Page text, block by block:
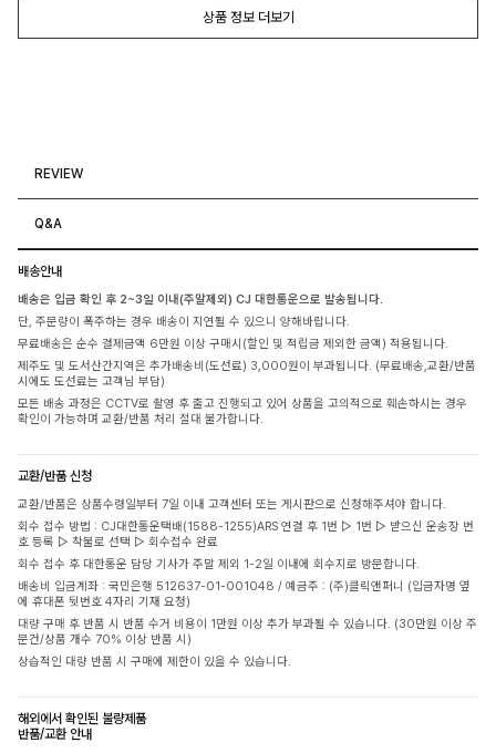
상품 정보 더보기
REVIEW
Q&A
배송안내
배송은 입금 확인 후 2~3일 이내(주말제외) CJ 대한통운으로 발송됩니다.
단, 주문량이 폭주하는 경우 배송이 지연될 수 있으니 양해바랍니다.
무료배송은 순수 결제금액 6만원 이상 구매시(할인 및 적립금 제외한 금액) 적용됩니다.
제주도 및 도서산간지역은 추가배송비(도선료) 3,000원이 부과됩니다. (무료배송,교환/반품
시에도 도선료는 고객님 부담)
모든 배송 과정은 CCTV로 촬영 후 출고 진행되고 있어 상품을 고의적으로 훼손하시는 경우
확인이 가능하며 교환/반품 처리 절대 불가합니다.
교환/반품 신청
교환/반품은 상품수령일부터 7일 이내 고객센터 또는 게시판으로 신청해주셔야 합니다.
회수 접수 방법 : CJ대한통운택배(1588-1255)ARS 연결 후 1번 ▷ 1번 ▷ 받으신 운송장 번
호 등록 ▷ 착불로 선택 ▷ 회수접수 완료
회수 접수 후 대한통운 담당 기사가 주말 제외 1-2일 이내에 회수지로 방문합니다.
배송비 입금계좌 : 국민은행 512637-01-001048 / 예금주 : (주)클릭앤퍼니 (입금자명 옆
에 휴대폰 뒷번호 4자리 기재 요청)
대량 구매 후 반품 시 반품 수거 비용이 1만원 이상 추가 부과될 수 있습니다. (30만원 이상 주
문건/상품 개수 70% 이상 반품 시)
상습적인 대량 반품 시 구매에 제한이 있을 수 있습니다.
해외에서 확인된 불량제품
반품/교환 안내